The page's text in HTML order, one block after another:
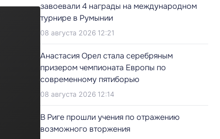
завоевали 4 награды на международном
турнире в Румынии
08 августа 2026 12:21
Анастасия Орел стала серебряным
призером чемпионата Европы по
современному пятиборью
08 августа 2026 12:14
В Риге прошли учения по отражению
возможного вторжения